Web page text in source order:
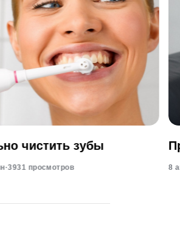
чистить зубы
·3931 просмотров 8